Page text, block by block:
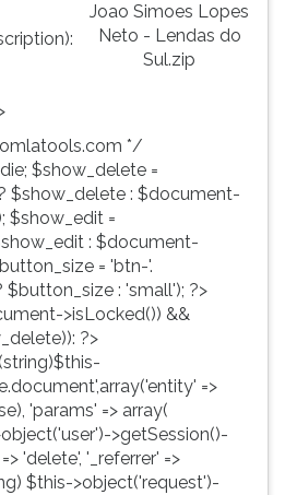
Joao Simoes Lopes
Neto - Lendas do
Sul.zip
*/
$show_delete =
$show_delete : $document-
$show_edit =
: $document-
= 'btn-'.
: 'small'); ?>
>isLocked()) &&
?>
=>
'params' => array(
>getSession()-
'delete', '_referrer' =>
$this->object('request')-